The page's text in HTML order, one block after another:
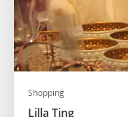
Shopping
Lilla Ting